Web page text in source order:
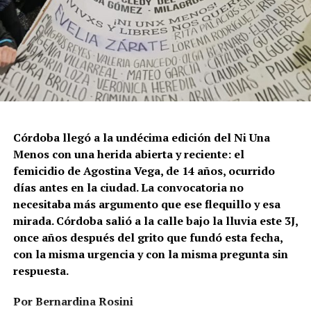
Córdoba llegó a la undécima edición del Ni Una
Menos con una herida abierta y reciente: el
femicidio de Agostina Vega, de 14 años, ocurrido
días antes en la ciudad. La convocatoria no
necesitaba más argumento que ese flequillo y esa
mirada. Córdoba salió a la calle bajo la lluvia este 3J,
once años después del grito que fundó esta fecha,
con la misma urgencia y con la misma pregunta sin
respuesta.
Por Bernardina Rosini